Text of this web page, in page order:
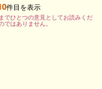
件目を表示
でひとつの意見としてお読みくだ
ではありません。